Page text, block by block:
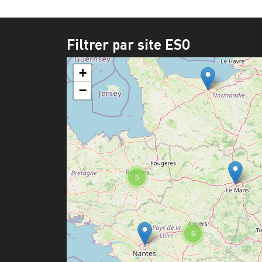
Filtrer par site ESO
6
5
+
−